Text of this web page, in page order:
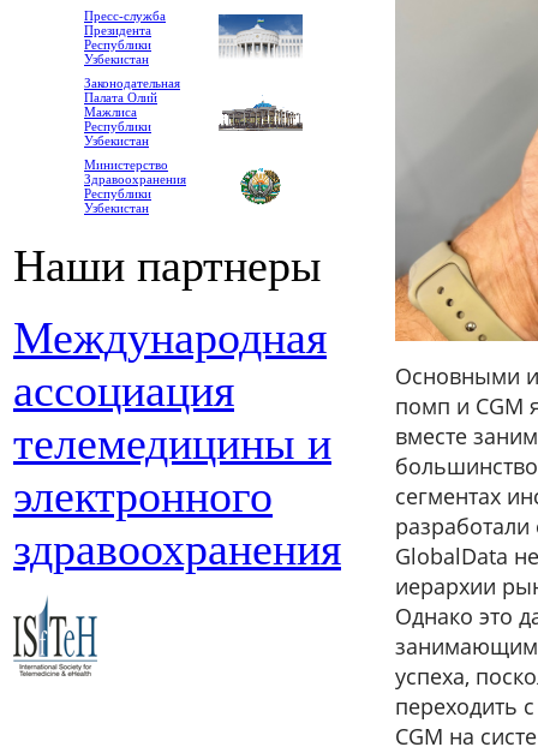
Пресс-служба
Президента
Республики
Узбекистан
Законодательная
Палата Олий
Мажлиса
Республики
Узбекистан
Министерство
Здравоохранения
Республики
Узбекистан
Наши партнеры
Международная
ассоциация
телемедицины и
электронного
здравоохранения
Основными
помп и CGM
вместе
сегментах
GlobalData
иерархии
Однако это
занимающим
успеха,
переходить
CGM на